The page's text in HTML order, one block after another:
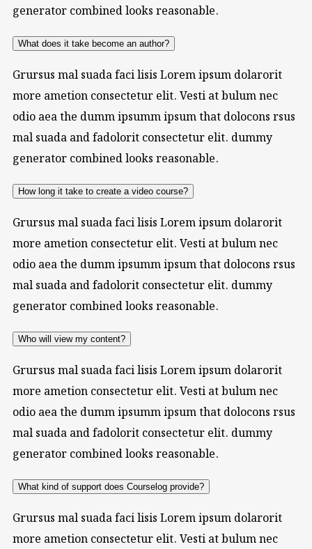
generator combined looks reasonable.
What does it take become an author?
Grursus mal suada faci lisis Lorem ipsum dolarorit
more ametion consectetur elit. Vesti at bulum nec
odio aea the dumm ipsumm ipsum that dolocons rsus
mal suada and fadolorit consectetur elit. dummy
generator combined looks reasonable.
How long it take to create a video course?
Grursus mal suada faci lisis Lorem ipsum dolarorit
more ametion consectetur elit. Vesti at bulum nec
odio aea the dumm ipsumm ipsum that dolocons rsus
mal suada and fadolorit consectetur elit. dummy
generator combined looks reasonable.
Who will view my content?
Grursus mal suada faci lisis Lorem ipsum dolarorit
more ametion consectetur elit. Vesti at bulum nec
odio aea the dumm ipsumm ipsum that dolocons rsus
mal suada and fadolorit consectetur elit. dummy
generator combined looks reasonable.
What kind of support does Courselog provide?
Grursus mal suada faci lisis Lorem ipsum dolarorit
more ametion consectetur elit. Vesti at bulum nec